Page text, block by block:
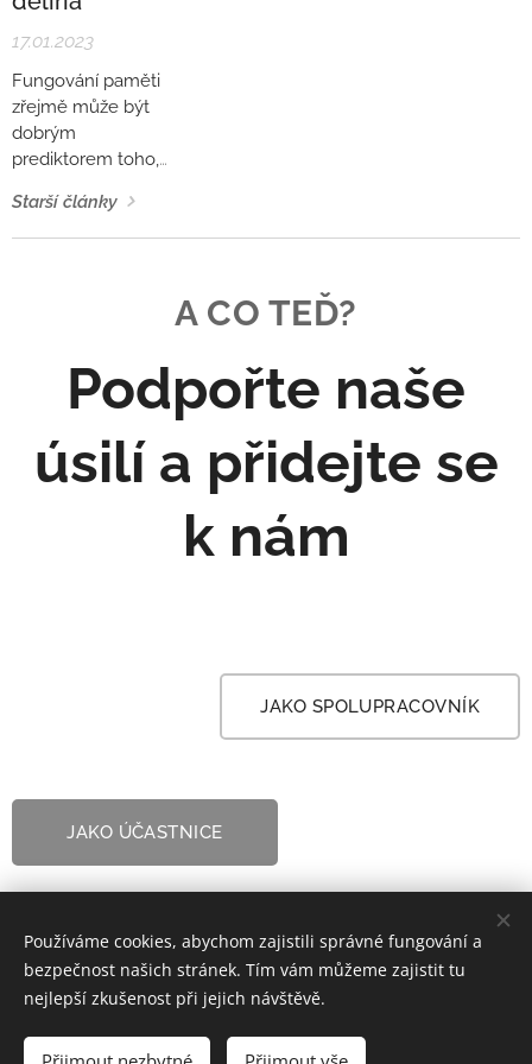
17.01.2023
Fungování paměti
zřejmě může být
dobrým
prediktorem toho,
pacientů po
operaci rozvine
zvyšuje odolnost
proti deliriu. Autoři
al. (2022) pomocí
magnetické
Starší články
A CO TEĎ?
Podpořte naše
úsilí a přidejte se
k nám
JAKO SPOLUPRACOVNÍK
JAKO ÚČASTNICE
Používáme cookies, abychom zajistili správné fungování a
bezpečnost našich stránek. Tím vám můžeme zajistit tu
nejlepší zkušenost při jejich návštěvě.